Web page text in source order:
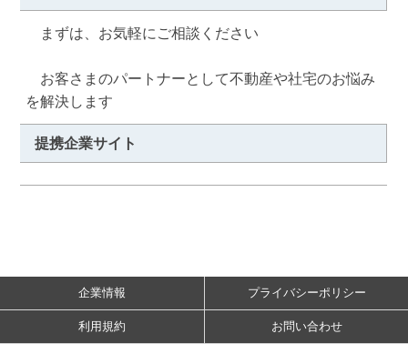
まずは、お気軽にご相談ください
お客さまのパートナーとして不動産や社宅のお悩み
を解決します
提携企業サイト
企業情報 プライバシーポリシー
利用規約 お問い合わせ